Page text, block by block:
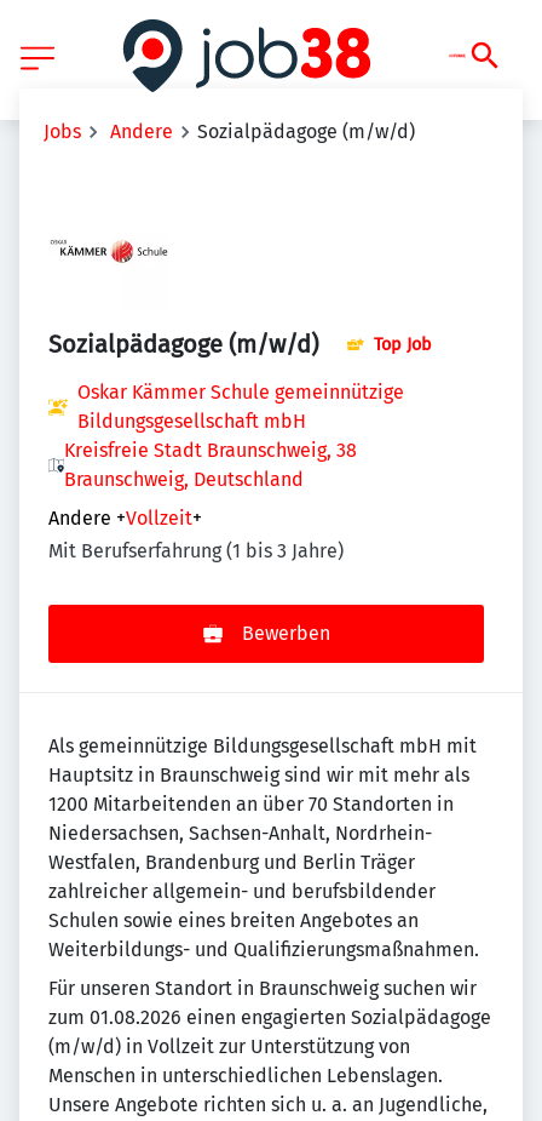
Jobs Andere Sozialpädagoge (m/w/d)
Sozialpädagoge (m/w/d) Top Job
Oskar Kämmer Schule gemeinnützige
Bildungsgesellschaft mbH
Kreisfreie Stadt Braunschweig, 38
Braunschweig, Deutschland
Andere +Vollzeit+
Mit Berufserfahrung (1 bis 3 Jahre)
Bewerben
Als gemeinnützige Bildungsgesellschaft mbH mit
Hauptsitz in Braunschweig sind wir mit mehr als
1200 Mitarbeitenden an über 70 Standorten in
Niedersachsen, Sachsen-Anhalt, Nordrhein-
Westfalen, Brandenburg und Berlin Träger
zahlreicher allgemein- und berufsbildender
Schulen sowie eines breiten Angebotes an
Weiterbildungs- und Qualifizierungsmaßnahmen.
Für unseren Standort in Braunschweig suchen wir
zum 01.08.2026 einen engagierten Sozialpädagoge
(m/w/d) in Vollzeit zur Unterstützung von
Menschen in unterschiedlichen Lebenslagen.
Unsere Angebote richten sich u. a. an Jugendliche,